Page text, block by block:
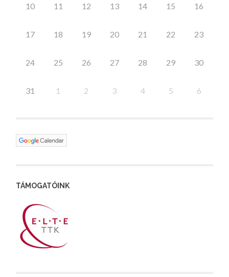
10 11 12 13 14 15 16
17 18 19 20 21 22 23
24 25 26 27 28 29 30
31 1 2 3 4 5 6
TÁMOGATÓINK